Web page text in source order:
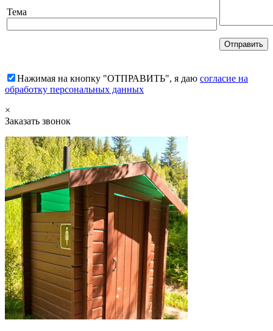
Тема
Нажимая на кнопку "ОТПРАВИТЬ", я даю согласие на
обработку персональных данных
×
Заказать звонок